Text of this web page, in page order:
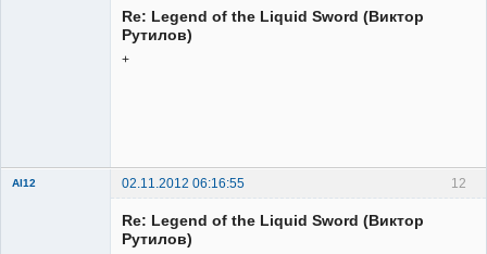
Re: Legend of the Liquid Sword (Виктор
Рутилов)
+
12
Al12
02.11.2012 06:16:55
Re: Legend of the Liquid Sword (Виктор
Рутилов)